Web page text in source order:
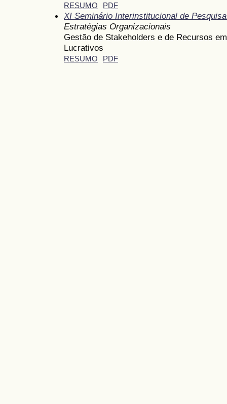
RESUMO PDF
XI Seminário Interinstitucional de
Estratégias Organizacionais
Gestão de Stakeholders e de Recursos
Lucrativos
RESUMO PDF